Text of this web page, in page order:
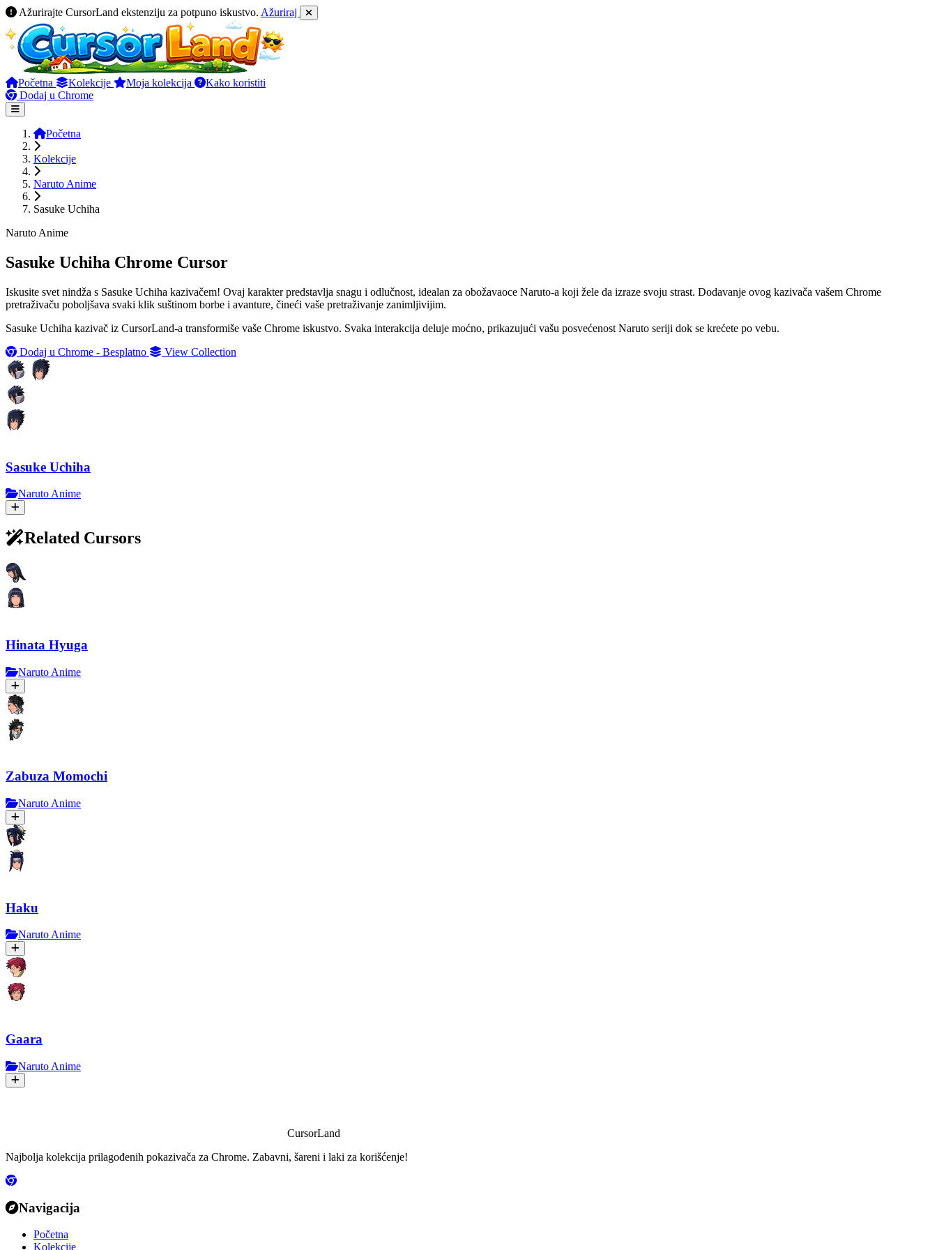
Ažurirajte CursorLand ekstenziju za potpuno iskustvo. Ažuriraj
Početna Kolekcije Moja kolekcija
Kako koristiti
Dodaj u Chrome
Početna
Kolekcije
Naruto Anime
Sasuke Uchiha
Naruto Anime
Sasuke Uchiha Chrome Cursor
Iskusite svet nindža s Sasuke Uchiha kazivačem! Ovaj karakter predstavlja snagu i odlučnost, idealan za obožavaoce Naruto-a koji žele da izraze svoju strast. Dodavanje ovog kazivača vašem Chrome
pretraživaču poboljšava svaki klik suštinom borbe i avanture, čineći vaše pretraživanje zanimljivijim.
Sasuke Uchiha kazivač iz CursorLand-a transformiše vaše Chrome iskustvo. Svaka interakcija deluje moćno, prikazujući vašu posvećenost Naruto seriji dok se krećete po vebu.
Dodaj u Chrome - Besplatno
View Collection
Sasuke Uchiha
Naruto Anime
Related Cursors
Hinata Hyuga
Naruto Anime
Zabuza Momochi
Naruto Anime
Haku
Naruto Anime
Gaara
Naruto Anime
CursorLand
Najbolja kolekcija prilagođenih pokazivača za Chrome. Zabavni, šareni i laki za korišćenje!
Navigacija
Početna
Kolekcije